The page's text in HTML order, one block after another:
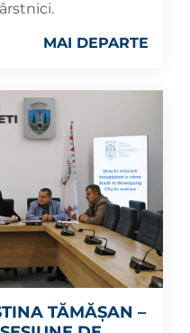
MAI DEPARTE
TĂMĂȘAN –